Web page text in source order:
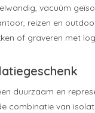
vacuüm
reizen en
of graveren met
duurzaam en
combinatie van